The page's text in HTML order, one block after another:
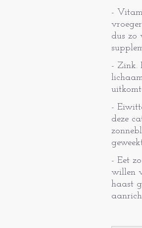
-
dus zo
- Zink.
-
deze
- Eet
willen
haast